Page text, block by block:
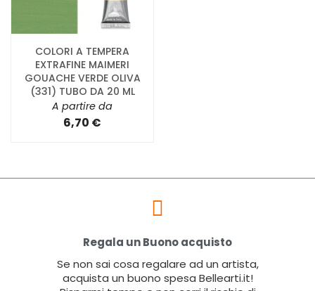
COLORI A TEMPERA
EXTRAFINE MAIMERI
GOUACHE VERDE OLIVA
(331) TUBO DA 20 ML
A partire da
6,70 €
Regala un Buono acquisto
Se non sai cosa regalare ad un artista,
acquista un buono spesa Bellearti.it!